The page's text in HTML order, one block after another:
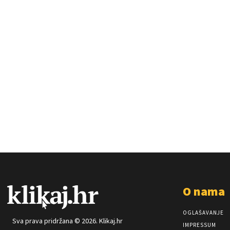
Sva prava pridržana © 2026. Klikaj.hr
O nama
OGLAŠAVANJE
IMPRESSUM